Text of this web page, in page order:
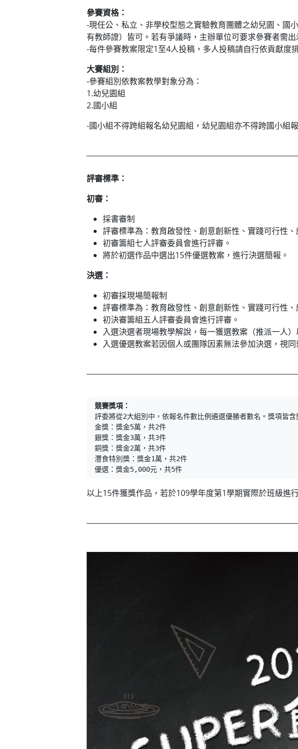
參賽資格：
-現任公、私立、非學校型態之實驗教育團體之幼兒園、國
有教師證）皆可。若有爭議時，主辦單位可要求參賽者需出
-每件參賽教案限定1至4人投稿，多人投稿請自行依貢獻度
大賽組別：
-參賽組別依教案教學對象分為：
1.幼兒園組
2.國小組
-國小組不得跨組報名幼兒園組，幼兒園組亦不得跨國小組
評審標準：
初審：
採書審制
評審標準為：教育啟發性、創意創新性、實踐可行性、
初審籌組七人評審委員會進行評審。
將於初選作品中選出15件優選教案，進行決選簡報。
決選：
初審採現場簡報制
評審標準為：教育啟發性、創意創新性、實踐可行性
初決審籌組五人評審委員會進行評審。
入選決選者現場教學解說，每一獲選教案（推派一人
入選優選教案若因個人或團隊因素無法參加決選，視同
競賽獎項：
評委將從2大組別中，依報名件數比例遴選優勝者數名。獎項皆
金獎：獎金5萬，共2件
銀獎：獎金3萬，共3件
銅獎：獎金2萬，共3件
灃食特別獎：獎金1萬，共2件
優選：獎金5,000元，共5件
以上15件獲獎作品，若於109學年度第1學期實際於班級進